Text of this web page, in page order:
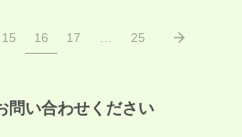
15 16 17 25
問い合わせください